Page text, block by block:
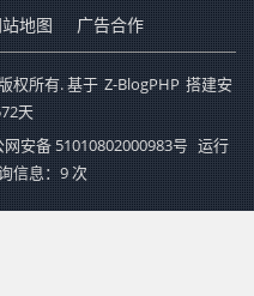
地图 广告合作
权所有. 基于 Z-BlogPHP 搭建安
天
网安备 51010802000983号 运行
信息：9 次